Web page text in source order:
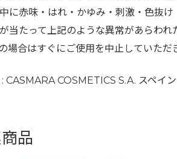
に赤味・はれ・かゆみ・刺激・色抜
当たって上記のような異常があらわ
場合はすぐにご使用を中止していただ
CASMARA COSMETICS S.A. スペイン
品